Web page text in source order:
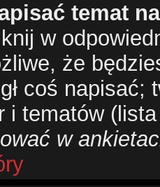
temat
w
że
coś
i tematów
w